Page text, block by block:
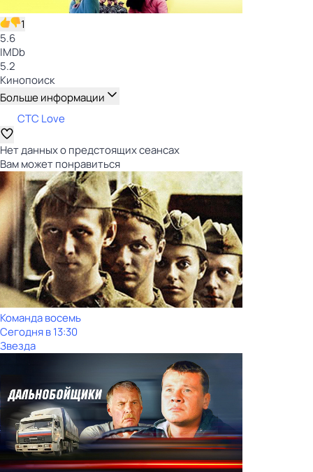
1
5.6
IMDb
5.2
Кинопоиск
Больше информации
СТС Love
Нет данных о предстоящих сеансах
Вам может понравиться
Команда восемь
Сегодня в 13:30
Звезда